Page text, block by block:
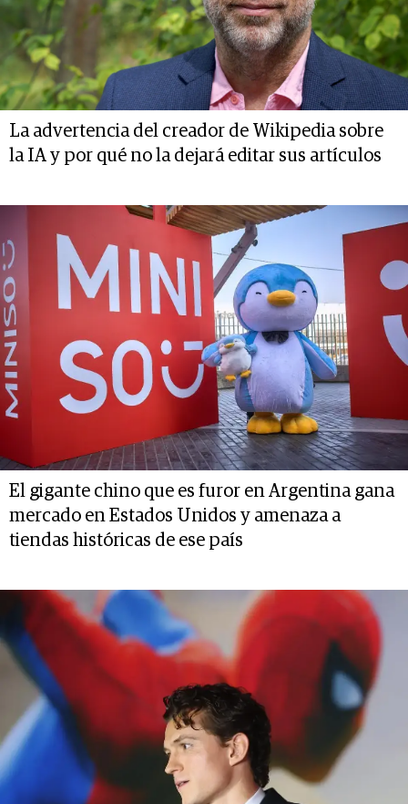
La advertencia del creador de Wikipedia sobre
la IA y por qué no la dejará editar sus artículos
El gigante chino que es furor en Argentina gana
mercado en Estados Unidos y amenaza a
tiendas históricas de ese país